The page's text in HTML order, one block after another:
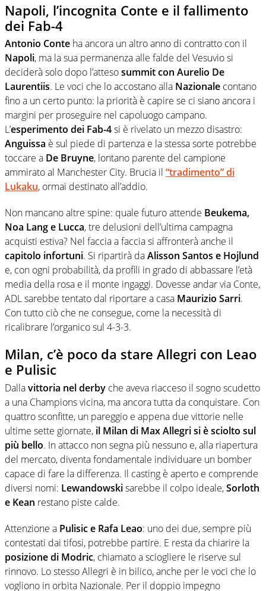
Napoli, l’incognita Conte e il fallimento
dei Fab-4
Antonio Conte ha ancora un altro anno di contratto con il
Napoli, ma la sua permanenza alle falde del Vesuvio si
deciderà solo dopo l’attesosummit con Aurelio De
Laurentiis. Le voci che lo accostano alla Nazionale contano
fino a un certo punto: la priorità è capire se ci siano ancora i
margini per proseguire nel capoluogo campano.
L’esperimento dei Fab-4si è rivelato un mezzo disastro:
Anguissa è sul piede di partenza e la stessa sorte potrebbe
toccare a De Bruyne, lontano parente del campione
ammirato al Manchester City. Brucia il “tradimento” di
Lukaku, ormai destinato all’addio.
Non mancano altre spine: quale futuro attende Beukema,
Noa Lang e Lucca, tre delusioni dell’ultima campagna
acquisti estiva? Nel faccia a faccia si affronterà anche il
capitolo infortuni. Si ripartirà daAlisson Santos e Hojlund
e, con ogni probabilità, da profili in grado di abbassare l’età
media della rosa e il monte ingaggi. Dovesse andar via Conte,
ADL sarebbe tentato dal riportare a casa Maurizio Sarri.
Con tutto ciò che ne consegue, come la necessità di
ricalibrare l’organico sul 4-3-3.
Milan, c’è poco da stare Allegri con Leao
e Pulisic
Dallavittoria nel derby che aveva riacceso il sogno scudetto
a una Champions vicina, ma ancora tutta da conquistare. Con
quattro sconfitte, un pareggio e appena due vittorie nelle
ultime sette giornate, il Milan di Max Allegri si è sciolto sul
più bello. In attacco non segna più nessuno e, alla riapertura
del mercato, diventa fondamentale individuare un bomber
capace di fare la differenza. Il casting è aperto e comprende
diversi nomi: Lewandowskisarebbe il colpo ideale,Sorloth
e Kean restano piste calde.
Attenzione a Pulisic e Rafa Leao: uno dei due, sempre più
contestati dai tifosi, potrebbe partire. E resta da chiarire la
posizione di Modric, chiamato a sciogliere le riserve sul
rinnovo. Lo stesso Allegri è in bilico, anche per le voci che lo
vogliono in orbita Nazionale. Per il doppio impegno